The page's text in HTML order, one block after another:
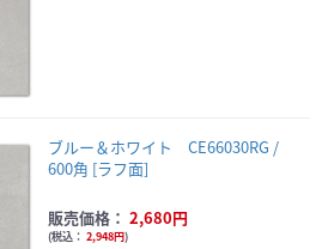
ブルー＆ホワイト CE66030RG /
600角 [ラフ面]
販売価格： 2,680円
(税込： 2,948円)